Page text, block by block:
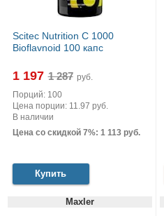
Scitec Nutrition C 1000
Bioflavnoid 100 капс
1 197
руб.
Порций: 100
Цена порции: 11.97 руб.
В наличии
Цена со скидкой 7%: 1 113 руб.
Купить
Maxler